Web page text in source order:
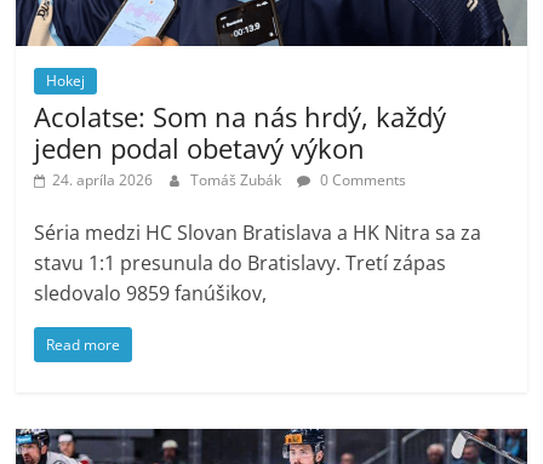
Hokej
Acolatse: Som na nás hrdý, každý
jeden podal obetavý výkon
24. apríla 2026 Tomáš Zubák 0 Comments
Séria medzi HC Slovan Bratislava a HK Nitra sa za
stavu 1:1 presunula do Bratislavy. Tretí zápas
sledovalo 9859 fanúšikov,
Read more